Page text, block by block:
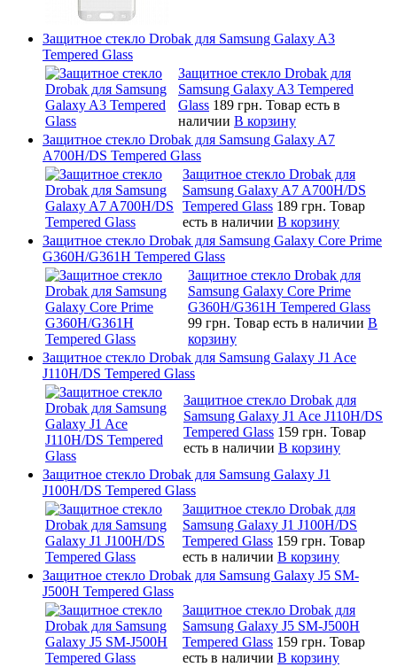
Защитное стекло Drobak для Samsung Galaxy A3
Tempered Glass
Защитное стекло Drobak для
Samsung Galaxy A3 Tempered
Glass 189 грн. Товар есть в
наличии В корзину
Защитное стекло Drobak для Samsung Galaxy A7
A700H/DS Tempered Glass
Защитное стекло Drobak для
Samsung Galaxy A7 A700H/DS
Tempered Glass 189 грн. Товар
есть в наличии В корзину
Защитное стекло Drobak для Samsung Galaxy Core Prime
G360H/G361H Tempered Glass
Защитное стекло Drobak для
Samsung Galaxy Core Prime
G360H/G361H Tempered Glass
99 грн. Товар есть в наличии В
корзину
Защитное стекло Drobak для Samsung Galaxy J1 Ace
J110H/DS Tempered Glass
Защитное стекло Drobak для
Samsung Galaxy J1 Ace J110H/DS
Tempered Glass 159 грн. Товар
есть в наличии В корзину
Защитное стекло Drobak для Samsung Galaxy J1
J100H/DS Tempered Glass
Защитное стекло Drobak для
Samsung Galaxy J1 J100H/DS
Tempered Glass 159 грн. Товар
есть в наличии В корзину
Защитное стекло Drobak для Samsung Galaxy J5 SM-
J500H Tempered Glass
Защитное стекло Drobak для
Samsung Galaxy J5 SM-J500H
Tempered Glass 159 грн. Товар
есть в наличии В корзину